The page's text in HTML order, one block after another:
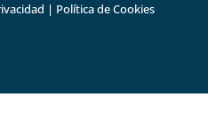
| Política de Cookies